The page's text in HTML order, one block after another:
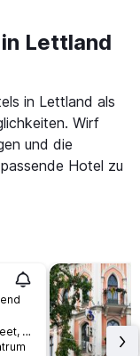
Lettland
in Lettland als
Wirf
und die
Hotel zu
9-11 Gimnastikas Street, Riga, Lettland